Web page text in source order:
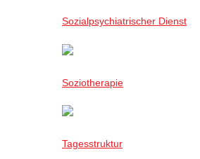
Sozialpsychiatrischer Dienst
Soziotherapie
Tagesstruktur